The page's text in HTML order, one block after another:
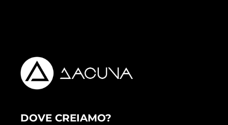
DOVE CREIAMO?